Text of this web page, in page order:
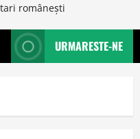
româneşti
URMARESTE-NE